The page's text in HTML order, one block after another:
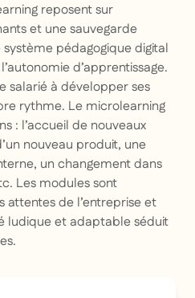
reposent sur
et une sauvegarde
pédagogique digital
d’apprentissage.
salarié à développer ses
rythme. Le microlearning
: l’accueil de nouveaux
nouveau produit, une
un changement dans
Les modules sont
attentes de l’entreprise et
ludique et adaptable séduit